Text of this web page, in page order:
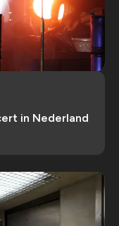
in Nederland